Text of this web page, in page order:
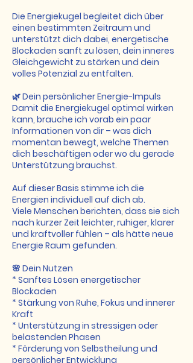
Die Energiekugel begleitet dich über
einen bestimmten Zeitraum und
unterstützt dich dabei, energetische
Blockaden sanft zu lösen, dein inneres
Gleichgewicht zu stärken und dein
volles Potenzial zu entfalten.
🌿 Dein persönlicher Energie-Impuls
Damit die Energiekugel optimal wirken
kann, brauche ich vorab ein paar
Informationen von dir – was dich
momentan bewegt, welche Themen
dich beschäftigen oder wo du gerade
Unterstützung brauchst.
Auf dieser Basis stimme ich die
Energien individuell auf dich ab.
Viele Menschen berichten, dass sie sich
nach kurzer Zeit leichter, ruhiger, klarer
und kraftvoller fühlen – als hätte neue
Energie Raum gefunden.
🌸 Dein Nutzen
* Sanftes Lösen energetischer
Blockaden
* Stärkung von Ruhe, Fokus und innerer
Kraft
* Unterstützung in stressigen oder
belastenden Phasen
* Förderung von Selbstheilung und
persönlicher Entwicklung